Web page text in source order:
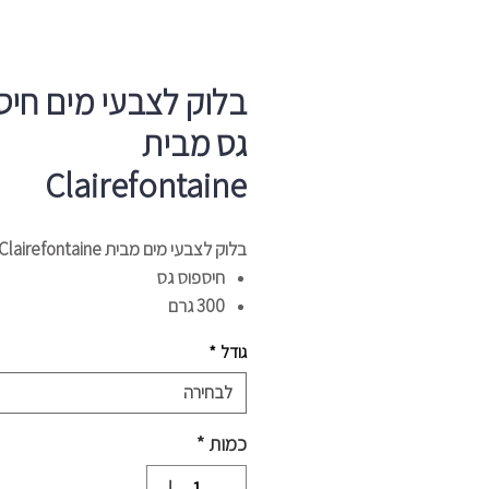
בלוק לצבעי מים
גס מבית
Clairefontaine
בלוק לצבעי מים מבית Clairefontaine
חיספוס גס
300 גרם
איכות פרימיוםגודל *
לבחירה
כמות*